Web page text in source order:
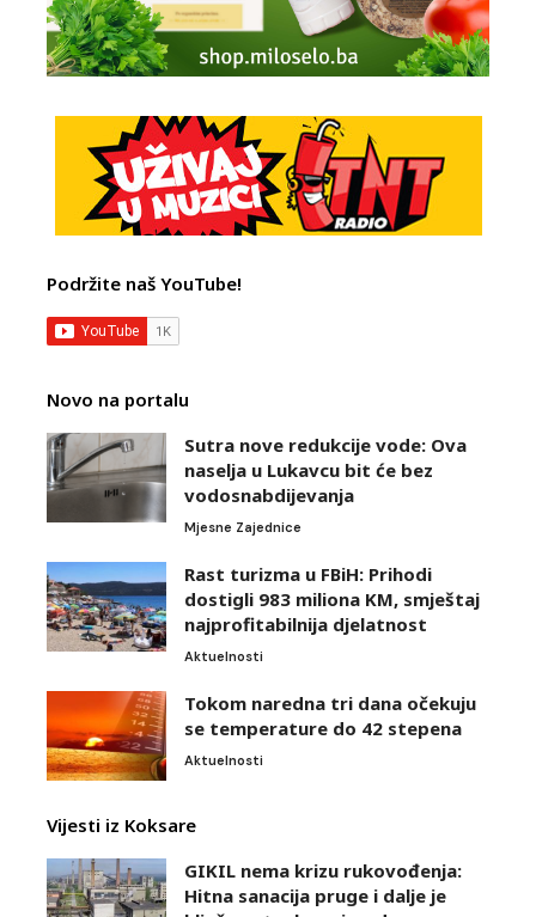
Podržite naš YouTube!
Novo na portalu
Sutra nove redukcije vode: Ova
naselja u Lukavcu bit će bez
vodosnabdijevanja
Mjesne Zajednice
Rast turizma u FBiH: Prihodi
dostigli 983 miliona KM, smještaj
najprofitabilnija djelatnost
Aktuelnosti
Tokom naredna tri dana očekuju
se temperature do 42 stepena
Aktuelnosti
Vijesti iz Koksare
GIKIL nema krizu rukovođenja:
Hitna sanacija pruge i dalje je